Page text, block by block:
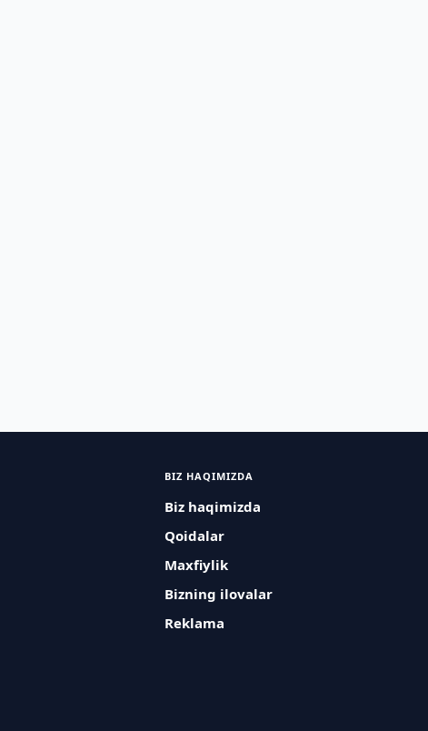
BIZ HAQIMIZDA
Biz haqimizda
Qoidalar
Maxfiylik
Bizning ilovalar
Reklama